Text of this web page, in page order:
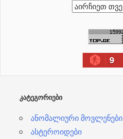
ა
9
ᲙᲐᲢᲔᲒᲝᲠᲘᲔᲑᲘ
ანომალიური მოვლენები
ასტეროიდები